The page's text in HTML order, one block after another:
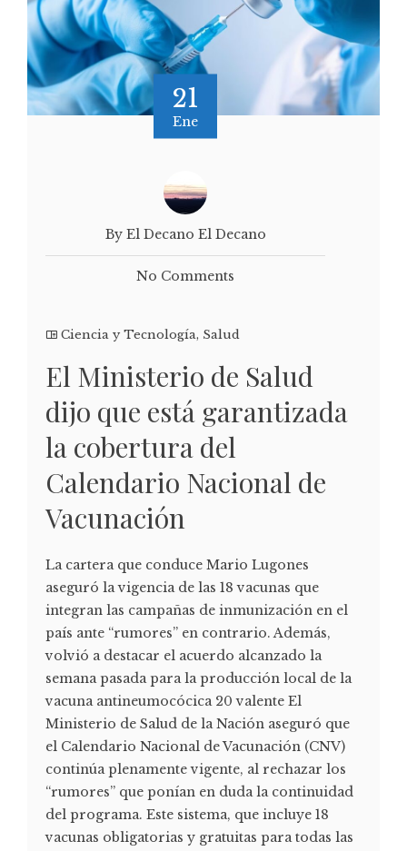
21
Ene
By El Decano El Decano
No Comments
Ciencia y Tecnología, Salud
El Ministerio de Salud
dijo que está garantizada
la cobertura del
Calendario Nacional de
Vacunación
La cartera que conduce Mario Lugones
aseguró la vigencia de las 18 vacunas que
integran las campañas de inmunización en el
país ante “rumores” en contrario. Además,
volvió a destacar el acuerdo alcanzado la
semana pasada para la producción local de la
vacuna antineumocócica 20 valente El
Ministerio de Salud de la Nación aseguró que
el Calendario Nacional de Vacunación (CNV)
continúa plenamente vigente, al rechazar los
“rumores” que ponían en duda la continuidad
del programa. Este sistema, que incluye 18
vacunas obligatorias y gratuitas para todas las